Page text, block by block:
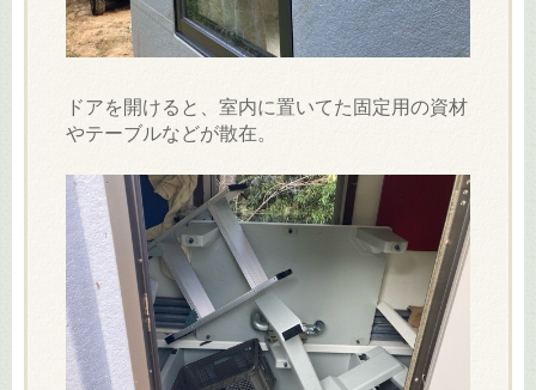
ドアを開けると、室内に置いてた固定用の資材
やテーブルなどが散在。